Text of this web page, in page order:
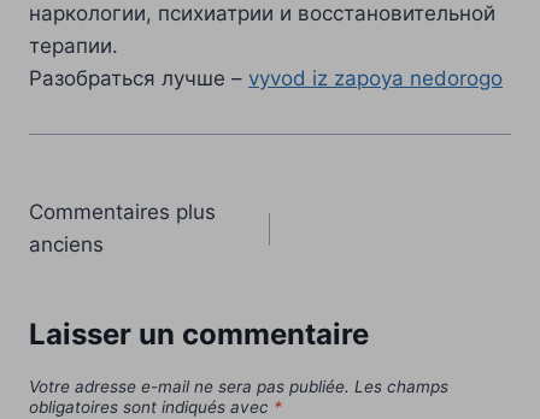
наркологии, психиатрии и восстановительной
терапии.
Разобраться лучше – vyvod iz zapoya nedorogo
Navigation
les
commentaires
Commentaires plus
anciens
Laisser un commentaire
Votre adresse e-mail ne sera pas publiée. Les champs
obligatoires sont indiqués avec *